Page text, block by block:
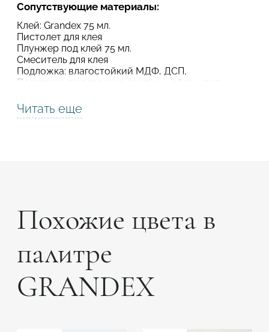
Сопутствующие материалы:
Клей: Grandex 75 мл.
Пистолет для клея
Плунжер под клей 75 мл.
Смеситель для клея
Подложка: влагостойкий МДФ, ДСП,
Подставка под горячее: прутки и сферы под
Термолента алюминиевая
Усилитель цвета
Читать еще
Похожие цвета в
палитре
GRANDEX
ОТПРАВИТЬ ПРОЕКТ
Подтвердите, что вы не робот
ОТПРАВИТЬ